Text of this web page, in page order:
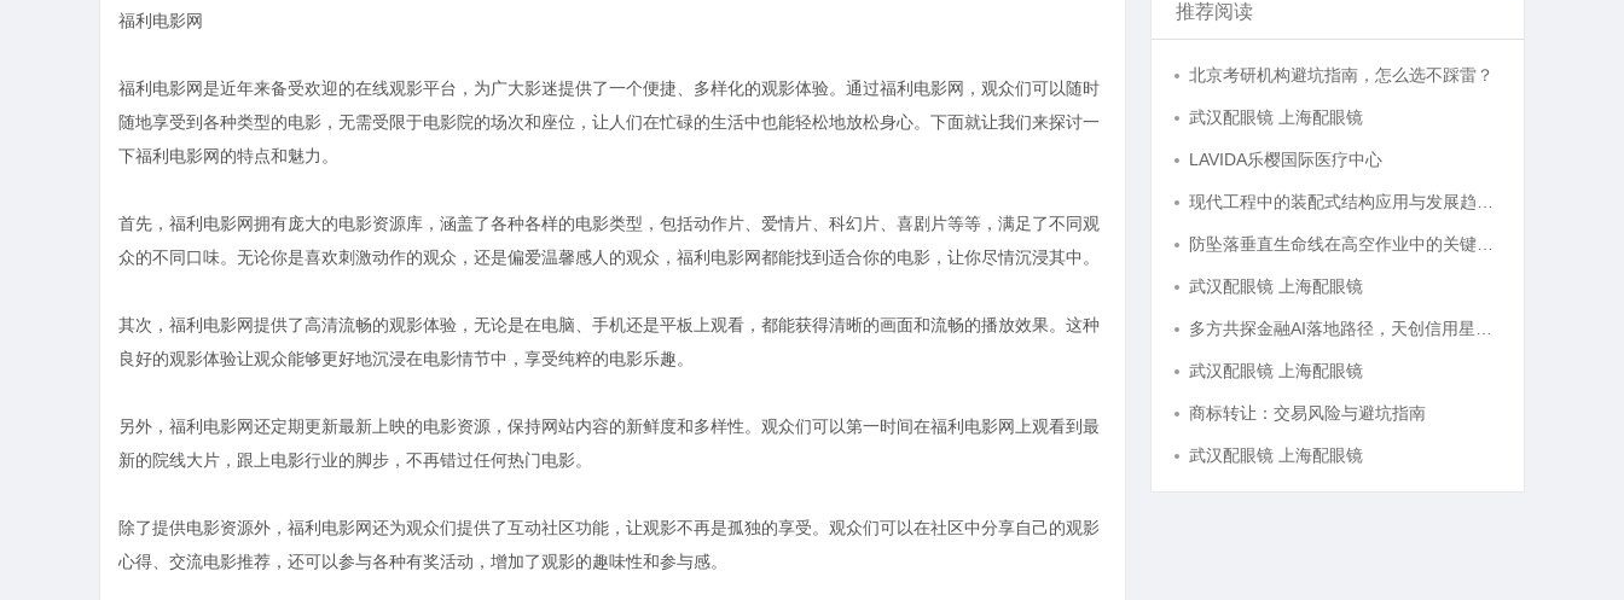
福利电影网
福利电影网是近年来备受欢迎的在线观影平台，为广大影迷提供了一个便捷、多样化的观影体验。通过福利电影网，观众们可以随时
随地享受到各种类型的电影，无需受限于电影院的场次和座位，让人们在忙碌的生活中也能轻松地放松身心。下面就让我们来探讨一
下福利电影网的特点和魅力。
首先，福利电影网拥有庞大的电影资源库，涵盖了各种各样的电影类型，包括动作片、爱情片、科幻片、喜剧片等等，满足了不同观
众的不同口味。无论你是喜欢刺激动作的观众，还是偏爱温馨感人的观众，福利电影网都能找到适合你的电影，让你尽情沉浸其中。
其次，福利电影网提供了高清流畅的观影体验，无论是在电脑、手机还是平板上观看，都能获得清晰的画面和流畅的播放效果。这种
良好的观影体验让观众能够更好地沉浸在电影情节中，享受纯粹的电影乐趣。
另外，福利电影网还定期更新最新上映的电影资源，保持网站内容的新鲜度和多样性。观众们可以第一时间在福利电影网上观看到最
新的院线大片，跟上电影行业的脚步，不再错过任何热门电影。
除了提供电影资源外，福利电影网还为观众们提供了互动社区功能，让观影不再是孤独的享受。观众们可以在社区中分享自己的观影
心得、交流电影推荐，还可以参与各种有奖活动，增加了观影的趣味性和参与感。
推荐阅读
北京考研机构避坑指南，怎么选不踩雷？
武汉配眼镜 上海配眼镜
LAVIDA乐樱国际医疗中心
武汉配眼镜 上海配眼镜
武汉配眼镜 上海配眼镜
商标转让：交易风险与避坑指南
武汉配眼镜 上海配眼镜